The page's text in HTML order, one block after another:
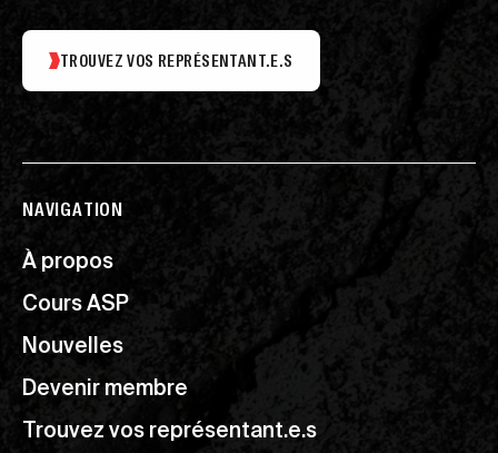
TROUVEZ VOS REPRÉSENTANT.E.S
NAVIGATION
À propos
Cours ASP
Nouvelles
Devenir membre
Trouvez vos représentant.e.s